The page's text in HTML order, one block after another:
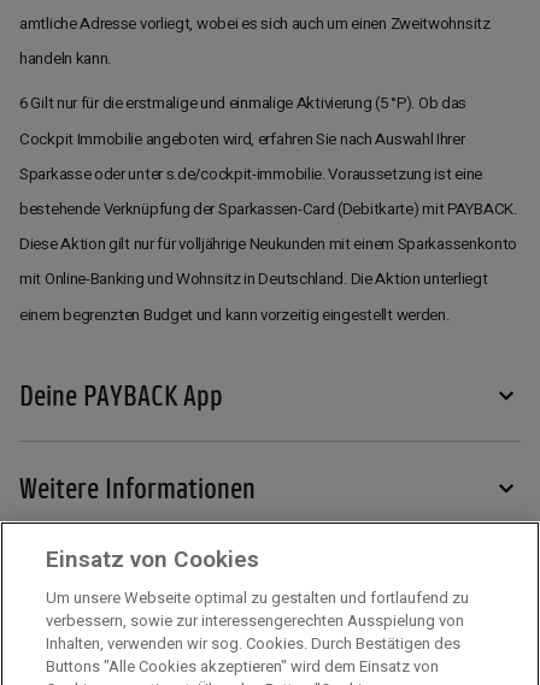
amtliche Adresse vorliegt, wobei es sich auch um einen Zweitwohnsitz
handeln kann.
6 Gilt nur für die erstmalige und einmalige Aktivierung (5 °P). Ob das
Cockpit Immobilie angeboten wird, erfahren Sie nach Auswahl Ihrer
Sparkasse oder unter s.de/cockpit-immobilie. Voraussetzung ist eine
bestehende Verknüpfung der Sparkassen-Card (Debitkarte) mit PAYBACK.
Diese Aktion gilt nur für volljährige Neukunden mit einem Sparkassenkonto
mit Online-Banking und Wohnsitz in Deutschland. Die Aktion unterliegt
einem begrenzten Budget und kann vorzeitig eingestellt werden.
Deine PAYBACK App
Weitere Informationen
Mehr zu PAYBACK
Einsatz von Cookies
Um unsere Webseite optimal zu gestalten und fortlaufend zu
verbessern, sowie zur interessengerechten Ausspielung von
Inhalten, verwenden wir sog. Cookies. Durch Bestätigen des
Buttons "Alle Cookies akzeptieren" wird dem Einsatz von